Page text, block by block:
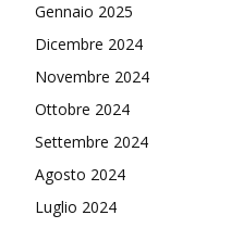
Gennaio 2025
Dicembre 2024
Novembre 2024
Ottobre 2024
Settembre 2024
Agosto 2024
Luglio 2024